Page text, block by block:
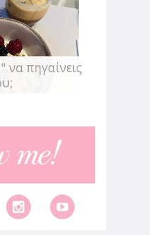
να πηγαίνεις